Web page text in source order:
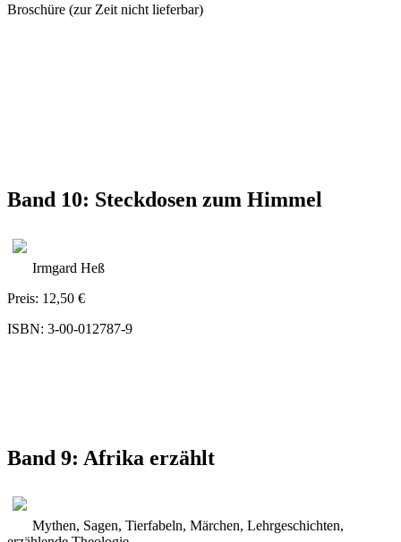
Broschüre (zur Zeit nicht lieferbar)
Band 10: Steckdosen zum Himmel
Irmgard Heß
Preis: 12,50 €
ISBN: 3-00-012787-9
Band 9: Afrika erzählt
Mythen, Sagen, Tierfabeln, Märchen, Lehrgeschichten,